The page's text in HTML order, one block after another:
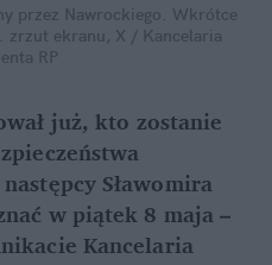
przez Nawrockiego. Wkrótce
zrzut ekranu, X / Kancelaria
RP
już, kto zostanie
Sławomira
w piątek 8 maja –
Kancelaria